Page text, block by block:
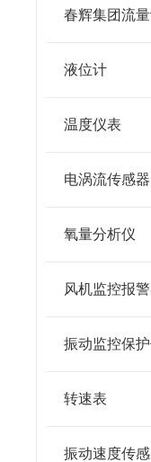
春辉集团流
液位计
温度仪表
电涡流传感器
氧量分析仪
风机监控报
振动监控保
转速表
振动速度传